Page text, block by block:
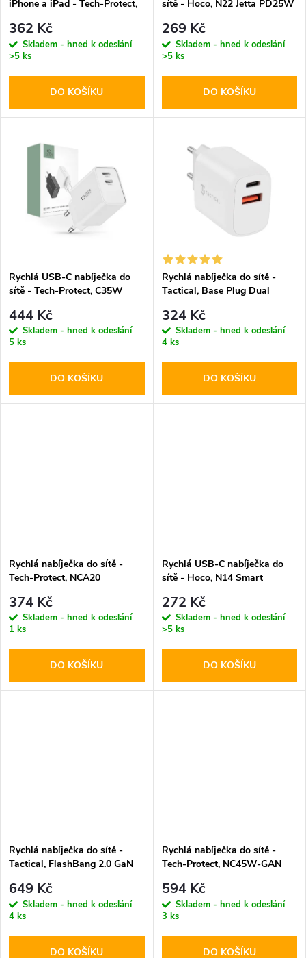
r
o
d
p
r
o
d
iPhone a iPad - Tech-Protect,
362 Kč
Skladem - hned k odeslání
>5 ks
DO KOŠÍKU
sítě - Hoco, N22 Jetta PD25W
269 Kč
Skladem - hned k odeslání
>5 ks
DO KOŠÍKU
Rychlá USB-C nabíječka do
sítě - Tech-Protect, C35W
444 Kč
Skladem - hned k odeslání
5 ks
DO KOŠÍKU
Rychlá nabíječka do sítě -
Tactical, Base Plug Dual
324 Kč
Skladem - hned k odeslání
4 ks
DO KOŠÍKU
Rychlá nabíječka do sítě -
Tech-Protect, NCA20
kabel
374 Kč
Skladem - hned k odeslání
1 ks
DO KOŠÍKU
Rychlá USB-C nabíječka do
sítě - Hoco, N14 Smart
272 Kč
Skladem - hned k odeslání
>5 ks
DO KOŠÍKU
Rychlá nabíječka do sítě -
Tactical, FlashBang 2.0 GaN
649 Kč
Skladem - hned k odeslání
4 ks
DO KOŠÍKU
Rychlá nabíječka do sítě -
Tech-Protect, NC45W-GAN
594 Kč
Skladem - hned k odeslání
3 ks
DO KOŠÍKU